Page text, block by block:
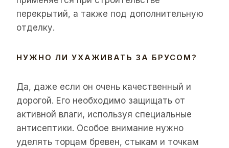
перекрытий, а также под дополнительную
отделку.
НУЖНО ЛИ УХАЖИВАТЬ ЗА БРУСОМ?
Да, даже если он очень качественный и
дорогой. Его необходимо защищать от
активной влаги, используя специальные
антисептики. Особое внимание нужно
уделять торцам бревен, стыкам и точкам